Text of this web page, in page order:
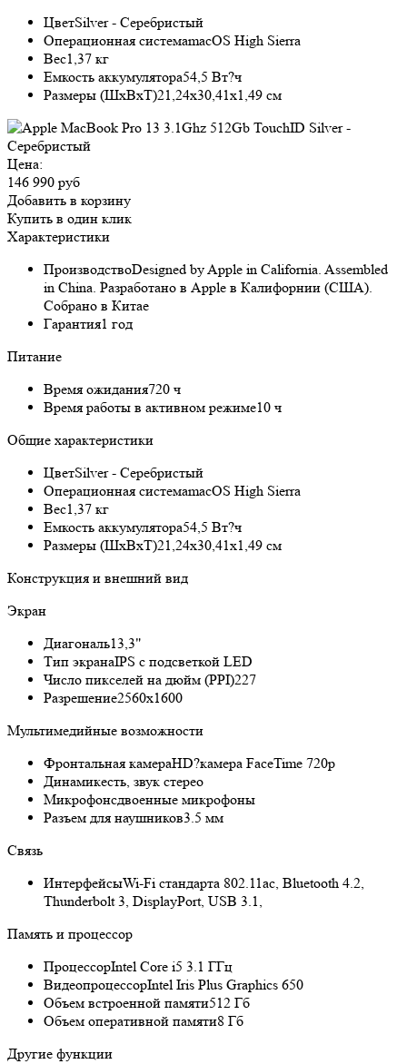
ЦветSilver - Серебристый
Операционная системаmacOS High Sierra
Вес1,37 кг
Емкость аккумулятора54,5 Вт?ч
Размеры (ШxВxТ)21,24х30,41х1,49 см
Цена:
146 990 руб
Добавить в корзину
Купить в один клик
Характеристики
ПроизводствоDesigned by Apple in California. Assembled
in China. Разработано в Apple в Калифорнии (США).
Собрано в Китае
Гарантия1 год
Питание
Время ожидания720 ч
Время работы в активном режиме10 ч
Общие характеристики
ЦветSilver - Серебристый
Операционная системаmacOS High Sierra
Вес1,37 кг
Емкость аккумулятора54,5 Вт?ч
Размеры (ШxВxТ)21,24х30,41х1,49 см
Конструкция и внешний вид
Экран
Диагональ13,3"
Тип экранаIPS с подсветкой LED
Число пикселей на дюйм (PPI)227
Разрешение2560х1600
Мультимедийные возможности
Фронтальная камераHD?камера FaceTime 720p
Динамикесть, звук стерео
Микрофонсдвоенные микрофоны
Разъем для наушников3.5 мм
Связь
ИнтерфейсыWi-Fi стандарта 802.11ac, Bluetooth 4.2,
Thunderbolt 3, DisplayPort, USB 3.1,
Память и процессор
ПроцессорIntel Core i5 3.1 ГГц
ВидеопроцессорIntel Iris Plus Graphics 650
Объем встроенной памяти512 Гб
Объем оперативной памяти8 Гб
Другие функции